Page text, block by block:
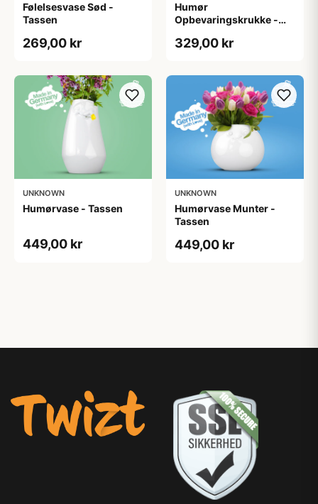
Følelsesvase Sød -
Tassen
269,00 kr
Humør
Opbevaringskrukke -
329,00 kr
UNKNOWN
Humørvase - Tassen
449,00 kr
UNKNOWN
Humørvase Munter -
Tassen
449,00 kr